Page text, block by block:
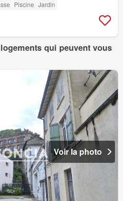
Piscine Jardin
qui peuvent vous
Voir la photo